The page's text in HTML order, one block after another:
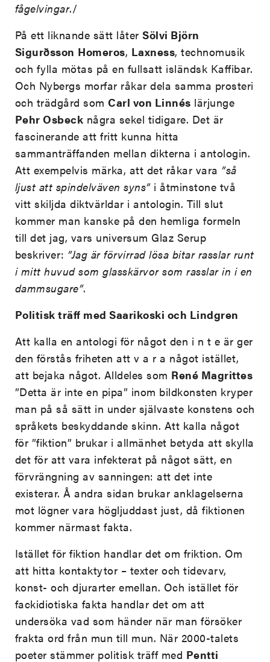
fågelvingar./
På ett liknande sätt låterSölvi Björn
Sigurðsson Homeros, Laxness, technomusik
och fylla mötas på en fullsatt isländsk Kaffibar.
Och Nybergs morfar råkar dela samma prosteri
och trädgård somCarl von Linnés lärjunge
Pehr Osbeck några sekel tidigare. Det är
fascinerande att fritt kunna hitta
sammanträffanden mellan dikterna i antologin.
Att exempelvis märka, att det råkar vara ”så
ljust att spindelväven syns”i åtminstone två
vitt skiljda diktvärldar i antologin. Till slut
kommer man kanske på den hemliga formeln
till det jag, vars universum Glaz Serup
beskriver: ”Jag är förvirrad lösa bitar rasslar runt
i mitt huvud som glasskärvor som rasslar in i en
dammsugare”.
Politisk träff med Saarikoski och Lindgren
Att kalla en antologi för något den i n t e är ger
den förstås friheten att v a r a något istället,
att bejaka något. Alldeles som René Magrittes
”Detta är inte en pipa” inom bildkonsten kryper
man på så sätt in under självaste konstens och
språkets beskyddande skinn. Att kalla något
för ”fiktion” brukar i allmänhet betyda att skylla
det för att vara infekterat på något sätt, en
förvrängning av sanningen: att det inte
existerar. Å andra sidan brukar anklagelserna
mot lögner vara högljuddast just, då fiktionen
kommer närmast fakta.
Istället för fiktion handlar det om friktion. Om
att hitta kontaktytor – texter och tidevarv,
konst- och djurarter emellan. Och istället för
fackidiotiska fakta handlar det om att
undersöka vad som händer när man försöker
frakta ord från mun till mun. När 2000-talets
poeter stämmer politisk träff med Pentti